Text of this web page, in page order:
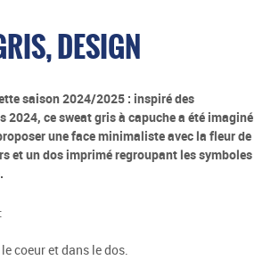
DESIGN
saison 2024/2025 : inspiré des
2024, ce sweat gris à capuche a été imaginé
une face minimaliste avec la fleur de
et un dos imprimé regroupant les symboles
coeur et dans le dos.